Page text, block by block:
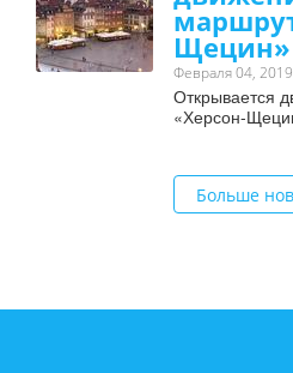
Щецин»
Февраля 04, 2019
Открывается
«Херсон-
Больше